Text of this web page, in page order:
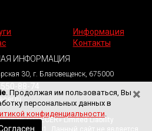
Информация
Контакты
ИНФОРМАЦИЯ
30, г. Благовещенск, 675000
88-74
(«SPECER» Limited Liability
280101001. Данный сайт не является
×
. Продолжая им пользоваться, Вы
персональных данных в
конфиденциальности.